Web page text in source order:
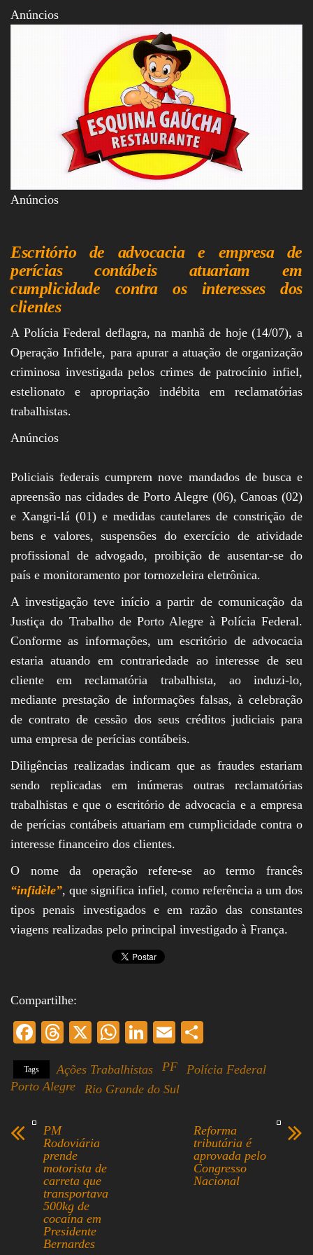
Senado, São Paulo,
Rio de Janeiro,
Brasília, Nordeste,
Norte, Centro-
Oeste, Sul, Sudeste,
Gastronomia,
Vinhos, Bebidas,
Cervejas, Comida,
Receitas, Chef, RH,
Emprego,
Empreendedorismo,
Negócios,
Anúncios
Anúncios
Escritório de advocacia e empresa de
perícias contábeis atuariam em
cumplicidade contra os interesses dos
clientes
A Polícia Federal deflagra, na manhã de hoje (14/07), a
Operação Infidele, para apurar a atuação de organização
criminosa investigada pelos crimes de patrocínio infiel,
estelionato e apropriação indébita em reclamatórias
trabalhistas.
Anúncios
Policiais federais cumprem nove mandados de busca e
apreensão nas cidades de Porto Alegre (06), Canoas (02)
e Xangri-lá (01) e medidas cautelares de constrição de
bens e valores, suspensões do exercício de atividade
profissional de advogado, proibição de ausentar-se do
país e monitoramento por tornozeleira eletrônica.
A investigação teve início a partir de comunicação da
Justiça do Trabalho de Porto Alegre à Polícia Federal.
Conforme as informações, um escritório de advocacia
estaria atuando em contrariedade ao interesse de seu
cliente em reclamatória trabalhista, ao induzi-lo,
mediante prestação de informações falsas, à celebração
de contrato de cessão dos seus créditos judiciais para
uma empresa de perícias contábeis.
Diligências realizadas indicam que as fraudes estariam
sendo replicadas em inúmeras outras reclamatórias
trabalhistas e que o escritório de advocacia e a empresa
de perícias contábeis atuariam em cumplicidade contra o
interesse financeiro dos clientes.
O nome da operação refere-se ao termo francês
“infidèle”, que significa infiel, como referência a um dos
tipos penais investigados e em razão das constantes
viagens realizadas pelo principal investigado à França.
Compartilhe:
Fa
ce
bo
T
ea
ds
X
W
ts
A
Li
ed
In
E
ail re
Tags Ações Trabalhistas PF
Polícia Federal
Porto Alegre
Rio Grande do Sul
PM
Rodoviária
prende
motorista de
carreta que
transportava
500kg de
cocaína em
Presidente
Bernardes
Reforma
tributária é
aprovada pelo
Congresso
Nacional